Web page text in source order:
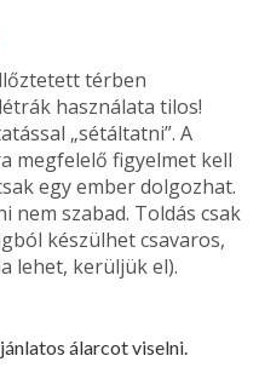
térben
használata tilos!
„sétáltatni”. A
megfelelő figyelmet kell
egy ember dolgozhat.
nem szabad. Toldás csak
készülhet csavaros,
lehet, kerüljük el).
álarcot viselni.